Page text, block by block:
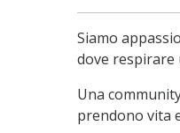
Siamo
dove respirare
Una
prendono vita